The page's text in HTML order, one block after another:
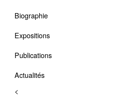
Biographie
Expositions
Publications
Actualités
<